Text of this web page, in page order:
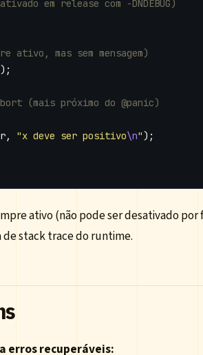
, "x deve ser positivo\n");
ativo (não pode ser desativado
stack trace do runtime.
erros recuperáveis: